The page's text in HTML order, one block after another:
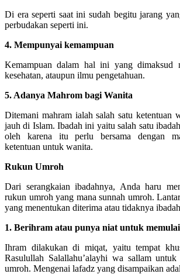
Di era seperti saat ini sudah begitu jarang
perbudakan seperti ini.
4. Mempunyai kemampuan
Kemampuan dalam hal ini yang dimaksud
kesehatan, ataupun ilmu pengetahuan.
5. Adanya Mahrom bagi Wanita
Ditemani mahram ialah salah satu ketentuan
jauh di Islam. Ibadah ini yaitu salah satu
oleh karena itu perlu bersama dengan
ketentuan untuk wanita.
Rukun Umroh
Dari serangkaian ibadahnya, Anda haru
rukun umroh yang mana sunnah umroh.
yang menentukan diterima atau tidaknya
1. Berihram atau punya niat untuk
Ihram dilakukan di miqat, yaitu tempat
Rasulullah Salallahu’alayhi wa sallam untuk
umroh. Mengenai lafadz yang disampaikan